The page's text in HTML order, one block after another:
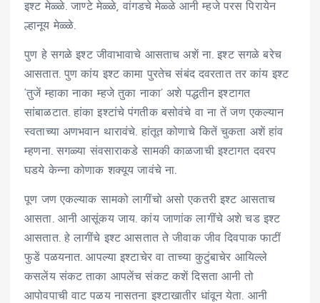
इश्ट मेळ्ळे. जाण्टे मेळ्ळे, वांगडचे मेळ्ळे आनी म्हजे परस पिरायेन
ल्हानूय मेळ्ळे.
पुण हे सगळे इश्ट जीवाभावाचे आसताच अशें ना. इश्ट सगळे बरेच
आसतात. पुण कांय इश्ट कामा पुरतेच संबंद दवरतात तर कांय इश्ट
‘तुजें म्हाका नाका म्हजे तुका नाका’ अशे पद्धतीन इश्टागत
सांबाळटात. हांका इश्टांचे पंगतीक बसोवंचे वा ना तें जण एकल्यान
स्वताच्या अणभवान थारावंचे. हांतूत कोणाचे कितें चुकता अशें हांव
म्हणना. सगळ्या संवसाराकडे सामकी काळजाची इश्टागत दवरप
घडये केन्ना कोणाक शक्यूय जावंचे ना.
पूण जण एकल्याक सामको लागींचो असो एकतरी इश्ट आसताच
आसता. आनी आसूंकय जाय. कांय जाणांक लागींचे अशे चड इश्ट
आसतात. हे लागींचे इश्ट आसतात ते जीवाक जीव दिवपाक फाटीं
फुडें पळयनात. आपल्या इश्टाचेर वा ताच्या कुटुंबाचेर आयिल्ले
कसलेंय संकट ताका आपलेंच संकट कशें दिसता आनी तो
आपोवपाची वाट पळय नासतना इश्टाखातीर धांवून येता. आनी